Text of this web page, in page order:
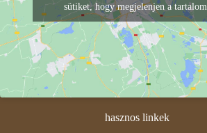
sütiket, hogy megjelenjen a tartalom.
hasznos linkek